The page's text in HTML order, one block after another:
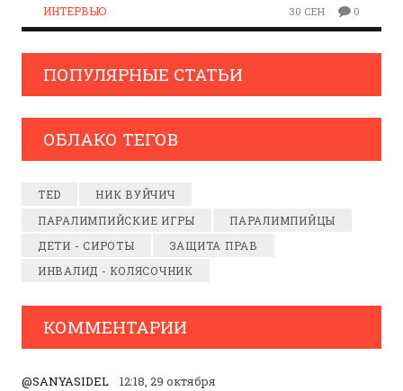
ИНТЕРВЬЮ 30 СЕН 0
ПОПУЛЯРНЫЕ СТАТЬИ
ОБЛАКО ТЕГОВ
TED
НИК ВУЙЧИЧ
ПАРАЛИМПИЙСКИЕ ИГРЫ
ПАРАЛИМПИЙЦЫ
ДЕТИ - СИРОТЫ
ЗАЩИТА ПРАВ
ИНВАЛИД - КОЛЯСОЧНИК
КОММЕНТАРИИ
@SANYASIDEL
12:18, 29 октября